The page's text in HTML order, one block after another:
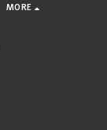
MORE